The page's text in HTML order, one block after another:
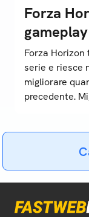
Forza
gameplay
Forza
serie e riesce
migliorare
precedente.